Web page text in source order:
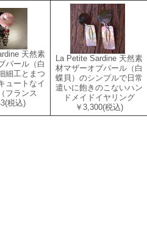
天然素
パール（白
細工とまつ
ュートなイ
フランス
(税込)
La Petite Sardine 天然素
材マザーオブパール（白
蝶貝）のシンプルで日常
遣いに飽きのこないハン
ドメイドイヤリング
￥3,300(税込)